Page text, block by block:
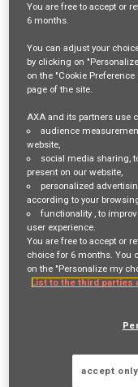
Get future jobs
Login
Job Description
VOTRE RÔLE
Vous êtes reconnu(e)
esprit de conquête ?
activité ? Venez le faire
spécialisant dans la
You are freeto accept or
6 months.
You can adjust your
by clicking on
on the "Cookie
page of the site.
AXA and its partners use
audience
website,
social media sharing,
present on our website,
personalized
according to your
functionality , to
user experience.
You are free to accept or
choice for 6 months. You
on the "Personalize my
List to the third parties
accept